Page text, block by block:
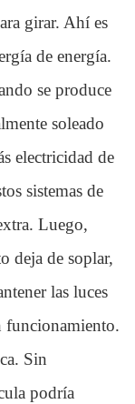
girar. Ahí es
de energía.
se produce
soleado
electricidad de
sistemas de
Luego,
deja de soplar,
las luces
funcionamiento.
Sin
podría